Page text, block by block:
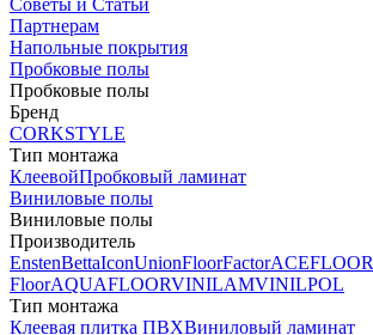
Советы и Статьи
Партнерам
Напольные покрытия
Пробковые полы
Пробковые полы
Бренд
CORKSTYLE
Тип монтажа
КлеевойПробковый ламинат
Виниловые полы
Виниловые полы
Производитель
EnstenBettaIconUnionFloorFactorACEFLOOR
FloorAQUAFLOORVINILAMVINILPOL
Тип монтажа
Клеевая плитка ПВХВиниловый ламинат